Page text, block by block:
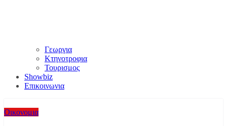
Γεωργια
Κτηνοτροφια
Τουρισμος
Showbiz
Επικοινωνια
Οικονομια